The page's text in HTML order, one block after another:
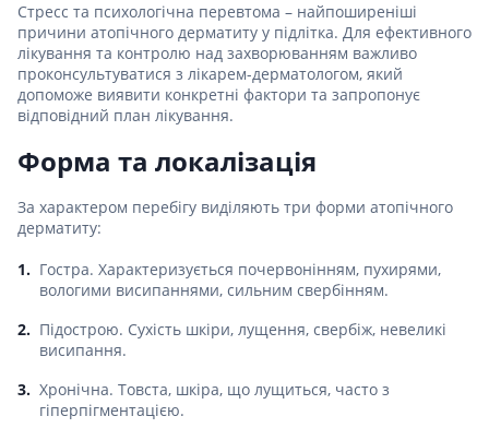
Стресс та психологічна перевтома – найпоширеніші
причини атопічного дерматиту у підлітка. Для ефективного
лікування та контролю над захворюванням важливо
проконсультуватися з лікарем-дерматологом, який
допоможе виявити конкретні фактори та запропонує
відповідний план лікування.
Форма та локалізація
За характером перебігу виділяють три форми атопічного
дерматиту:
Гостра. Характеризується почервонінням, пухирями,
вологими висипаннями, сильним свербінням.
Підострою. Сухість шкіри, лущення, свербіж, невеликі
висипання.
Хронічна. Товста, шкіра, що лущиться, часто з
гіперпігментацією.